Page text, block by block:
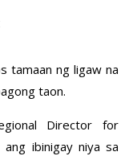
tamaan ng ligaw na
taon.
Director for
ibinigay niya sa